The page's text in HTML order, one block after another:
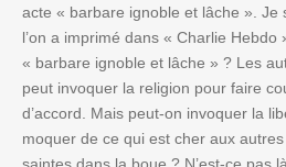
acte « barbare ignoble et lâche ». Je
l’on a imprimé dans « Charlie Hebdo
« barbare ignoble et lâche » ? Les
peut invoquer la religion pour faire
d’accord. Mais peut-on invoquer la
moquer de ce qui est cher aux